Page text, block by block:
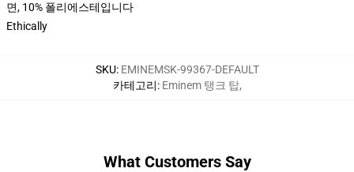
면, 10% 폴리에스테입니다
Ethically
SKU: EMINEMSK-99367-DEFAULT
카테고리: Eminem 탱크 탑,
What Customers Say